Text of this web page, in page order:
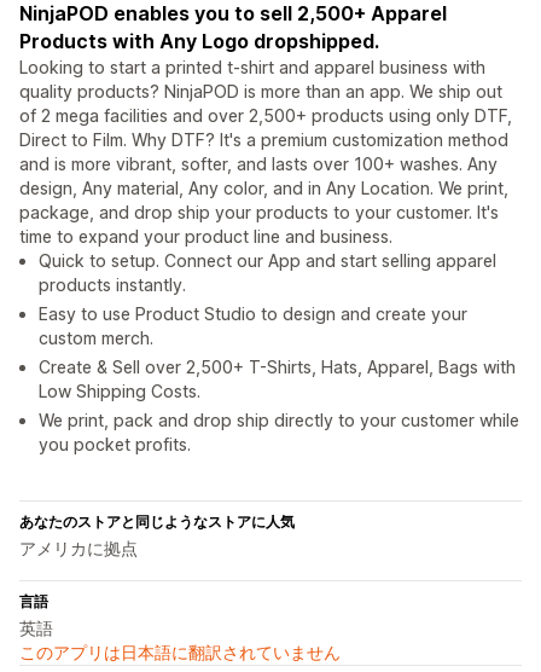
NinjaPOD enables you to sell 2,500+ Apparel
Products with Any Logo dropshipped.
Looking to start a printed t-shirt and apparel business with
quality products? NinjaPOD is more than an app. We ship out
of 2 mega facilities and over 2,500+ products using only DTF,
Direct to Film. Why DTF? It's a premium customization method
and is more vibrant, softer, and lasts over 100+ washes. Any
design, Any material, Any color, and in Any Location. We print,
package, and drop ship your products to your customer. It's
time to expand your product line and business.
Quick to setup. Connect our App and start selling apparel
products instantly.
Easy to use Product Studio to design and create your
custom merch.
Create & Sell over 2,500+ T-Shirts, Hats, Apparel, Bags with
Low Shipping Costs.
We print, pack and drop ship directly to your customer while
you pocket profits.
あなたのストアと同じようなストアに人気
アメリカに拠点
言語
英語
このアプリは日本語に翻訳されていません